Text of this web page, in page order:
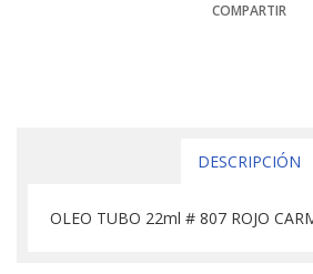
COMPARTIR
DESCRIPCIÓN
OLEO TUBO 22ml # 807 ROJO